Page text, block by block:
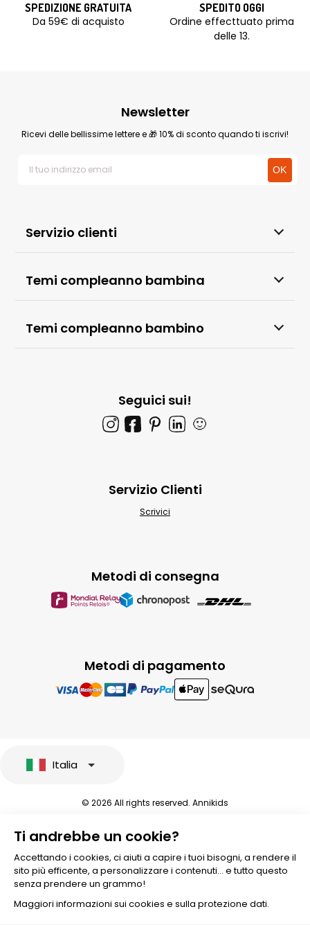
SPEDIZIONE GRATUITA
Da 59€ di acquisto
SPEDITO OGGI
Ordine effecttuato prima
delle 13.
Servizio clienti
Temi compleanno bambina
Temi compleanno bambino
Newsletter
Ricevi delle bellissime lettere e 🎁 10% di sconto quando ti iscrivi!
Seguici sui!
🙂
Metodi di pagamento
Metodi di consegna
Servizio Clienti
Scrivici
Ti andrebbe un cookie?
Accettando i cookies, ci aiuti a capire i tuoi bisogni, a rendere il
sito più efficente, a personalizzare i contenuti... e tutto questo
senza prendere un grammo!
Maggiori informazioni sui cookies e sulla protezione dati.
Italia
© 2026 All rights reserved. Annikids